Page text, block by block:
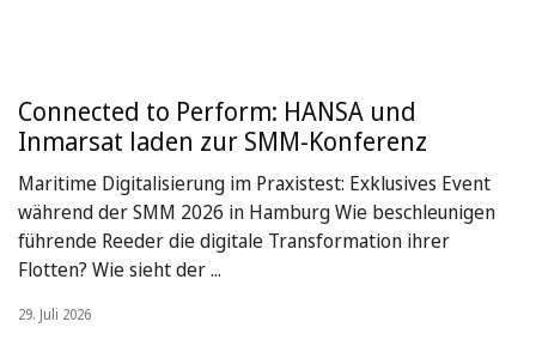
Connected to Perform: HANSA und
Inmarsat laden zur SMM-Konferenz
Maritime Digitalisierung im Praxistest: Exklusives Event
während der SMM 2026 in Hamburg Wie beschleunigen
führende Reeder die digitale Transformation ihrer
Flotten? Wie sieht der ...
29. Juli 2026